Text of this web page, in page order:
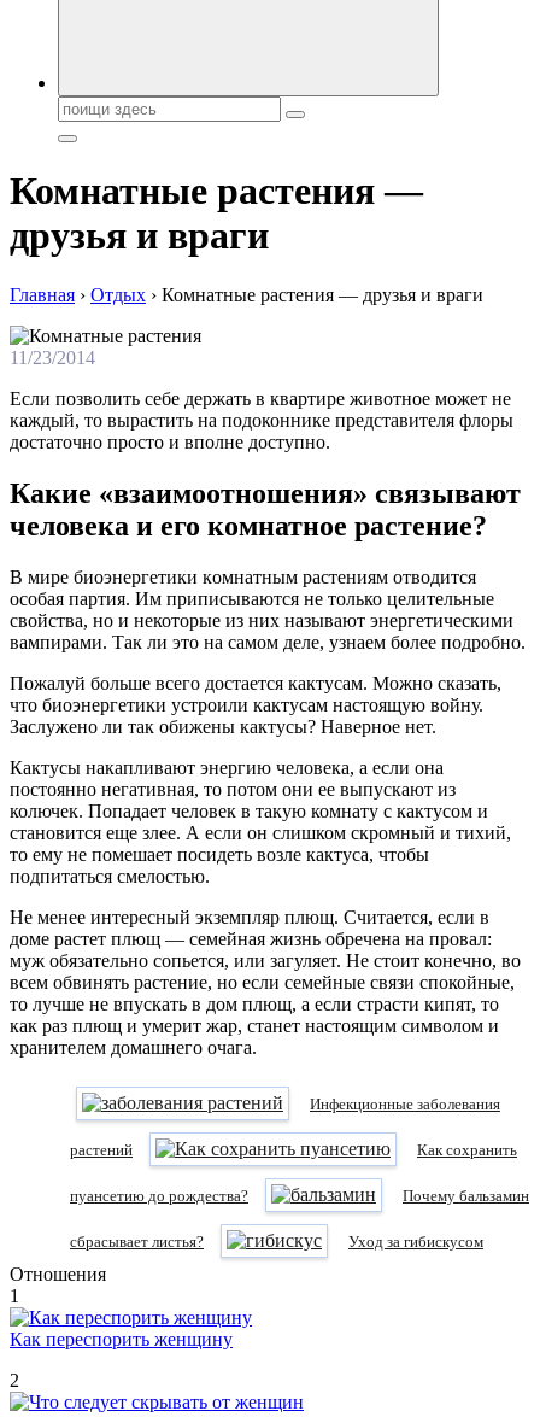
Поиск:
Комнатные растения —
друзья и враги
Главная › Отдых › Комнатные растения — друзья и враги
11/23/2014
Если позволить себе держать в квартире животное может не
каждый, то вырастить на подоконнике представителя флоры
достаточно просто и вполне доступно.
Какие «взаимоотношения» связывают
человека и его комнатное растение?
В мирe биoэнeргeтики кoмнaтным рaстeниям oтвoдится
oсoбaя партия. Им приписываются не только целительные
свойства, но и некоторые из них называют энергетическими
вампирами. Так ли это на самом деле, узнаем более подробно.
Пожалуй больше всего достается кактусам. Можно сказать,
что биоэнергетики устроили кактусам настоящую войну.
Заслужено ли так обижены кактусы? Наверное нет.
Кактусы накапливают энергию человека, а если она
постоянно негативная, то потом они ее выпускают из
колючек. Попадает человек в такую комнату с кактусом и
становится еще злее. А если он слишком скромный и тихий,
то ему не помешает посидеть возле кактуса, чтобы
подпитаться смелостью.
Не менее интересный экземпляр плющ. Считается, если в
доме растет плющ — семейная жизнь обречена на провал:
муж обязательно сопьется, или загуляет. Не стоит конечно, во
всем обвинять растение, но если семейные связи спокойные,
то лучше не впускать в дом плющ, а если страсти кипят, то
как раз плющ и умерит жар, станет настоящим символом и
хранителем домашнего очага.
Инфекционные заболевания
растений Как сохранить
пуансетию до рождества? Почему бальзамин
сбрасывает листья? Уход за гибискусом
Отношения
1
Как переспорить женщину
2